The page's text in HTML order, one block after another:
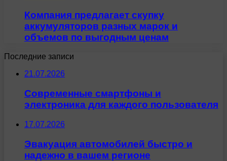
Компания предлагает скупку
аккумуляторов разных марок и
объемов по выгодным ценам
Последние записи
21.07.2026
Современные смартфоны и
электроника для каждого пользователя
17.07.2026
Эвакуация автомобилей быстро и
надежно в вашем регионе